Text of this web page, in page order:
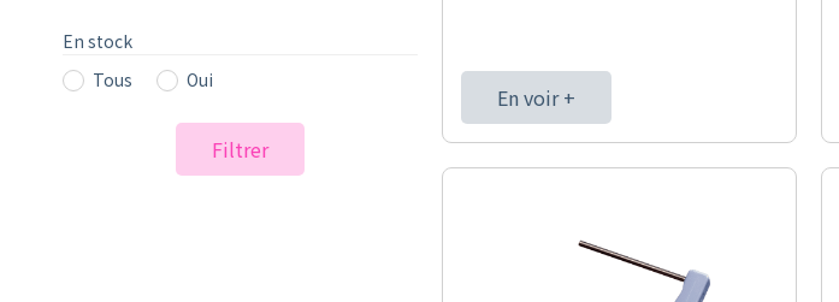
En stock
Tous
Oui
Filtrer
En voir +